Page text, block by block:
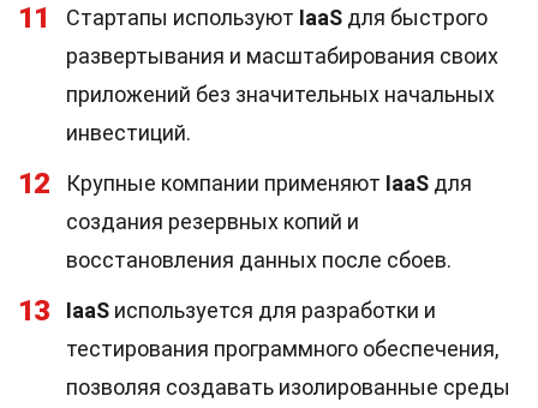
11 Стартапы используют IaaS для быстрого
развертывания и масштабирования своих
приложений без значительных начальных
инвестиций.
12 Крупные компании применяют IaaS для
создания резервных копий и
восстановления данных после сбоев.
13 IaaS используется для разработки и
тестирования программного обеспечения,
позволяя создавать изолированные среды